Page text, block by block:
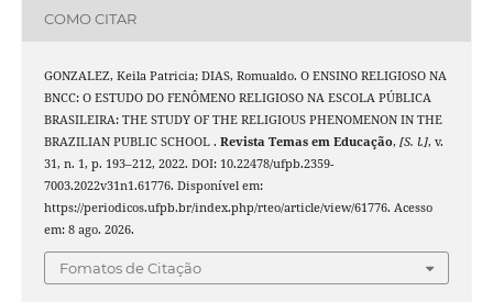
COMO CITAR
GONZALEZ, Keila Patricia; DIAS, Romualdo. O ENSINO RELIGIOSO NA
BNCC: O ESTUDO DO FENÔMENO RELIGIOSO NA ESCOLA PÚBLICA
BRASILEIRA: THE STUDY OF THE RELIGIOUS PHENOMENON IN THE
BRAZILIAN PUBLIC SCHOOL . Revista Temas em Educação, [S. l.], v.
31, n. 1, p. 193–212, 2022. DOI: 10.22478/ufpb.2359-
7003.2022v31n1.61776. Disponível em:
https://periodicos.ufpb.br/index.php/rteo/article/view/61776. Acesso
em: 8 ago. 2026.
Fomatos de Citação